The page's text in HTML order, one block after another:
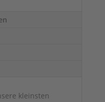
kleinsten